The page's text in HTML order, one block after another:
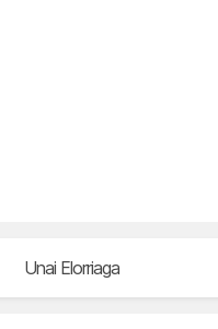
Unai Elorriaga